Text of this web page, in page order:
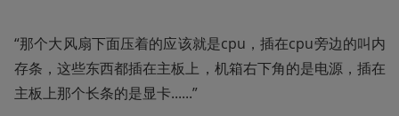
“那个大风扇下面压着的应该就是cpu，插在cpu旁边的叫内
存条，这些东西都插在主板上，机箱右下角的是电源，插在
主板上那个长条的是显卡......”